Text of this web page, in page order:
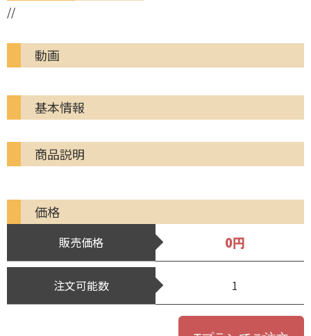
//
動画
基本情報
商品説明
価格
販売価格 0円
注文可能数 1